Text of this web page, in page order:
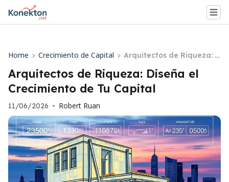
Home > Crecimiento de Capital > Arquitectos de Riqueza: D
iseña el Crecimiento de T
u Capital
Arquitectos de Riqueza: Diseña el
Crecimiento de Tu Capital
11/06/2026 • Robert Ruan